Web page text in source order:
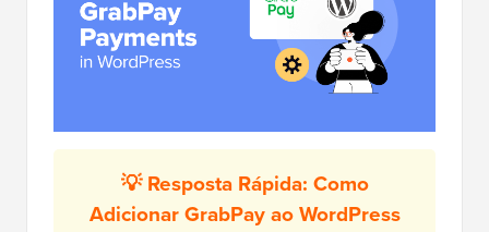
💡 Resposta Rápida: Como
Adicionar GrabPay ao WordPress